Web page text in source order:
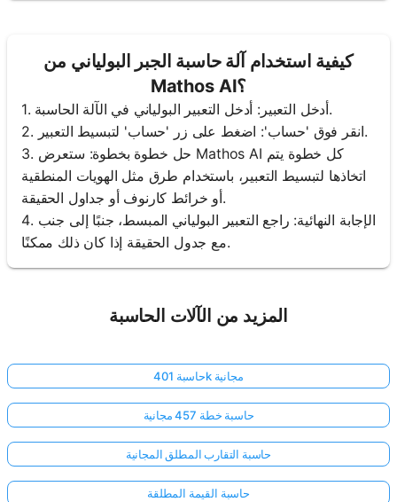
كيفية استخدام آلة حاسبة الجبر البولياني من
Mathos AI؟
1. أدخل التعبير: أدخل التعبير البولياني في الآلة الحاسبة.
2. انقر فوق 'حساب': اضغط على زر 'حساب' لتبسيط التعبير.
3. حل خطوة بخطوة: ستعرض Mathos AI كل خطوة يتم
اتخاذها لتبسيط التعبير، باستخدام طرق مثل الهويات المنطقية
أو خرائط كارنوف أو جداول الحقيقة.
4. الإجابة النهائية: راجع التعبير البولياني المبسط، جنبًا إلى جنب
مع جدول الحقيقة إذا كان ذلك ممكنًا.
المزيد من الآلات الحاسبة
حاسبة 401k مجانية
حاسبة خطة 457 مجانية
حاسبة التقارب المطلق المجانية
حاسبة القيمة المطلقة